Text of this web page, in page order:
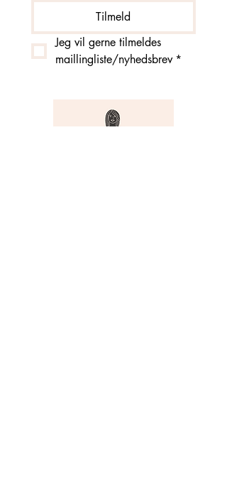
Tilmeld
Jeg vil gerne tilmeldes
maillingliste/nyhedsbrev *